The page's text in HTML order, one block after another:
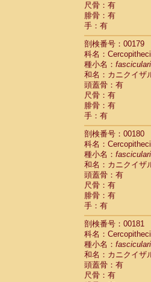
尺骨：有
腓骨：有
手：有
剖検番号：00179
科名：
種小名：
和名：カニクイザ
頭蓋骨：有
尺骨：有
腓骨：有
手：有
剖検番号：00180
科名：
種小名：
和名：カニクイザ
頭蓋骨：有
尺骨：有
腓骨：有
手：有
剖検番号：00181
科名：
種小名：
和名：カニクイザ
頭蓋骨：有
尺骨：有